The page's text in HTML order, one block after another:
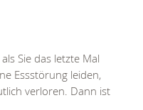
Sie das letzte Mal
Essstörung leiden,
verloren. Dann ist